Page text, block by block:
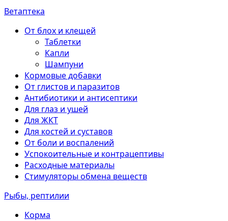
Ветаптека
От блох и клещей
Таблетки
Капли
Шампуни
Кормовые добавки
От глистов и паразитов
Антибиотики и антисептики
Для глаз и ушей
Для ЖКТ
Для костей и суставов
От боли и воспалений
Успокоительные и контрацептивы
Расходные материалы
Стимуляторы обмена веществ
Рыбы, рептилии
Корма